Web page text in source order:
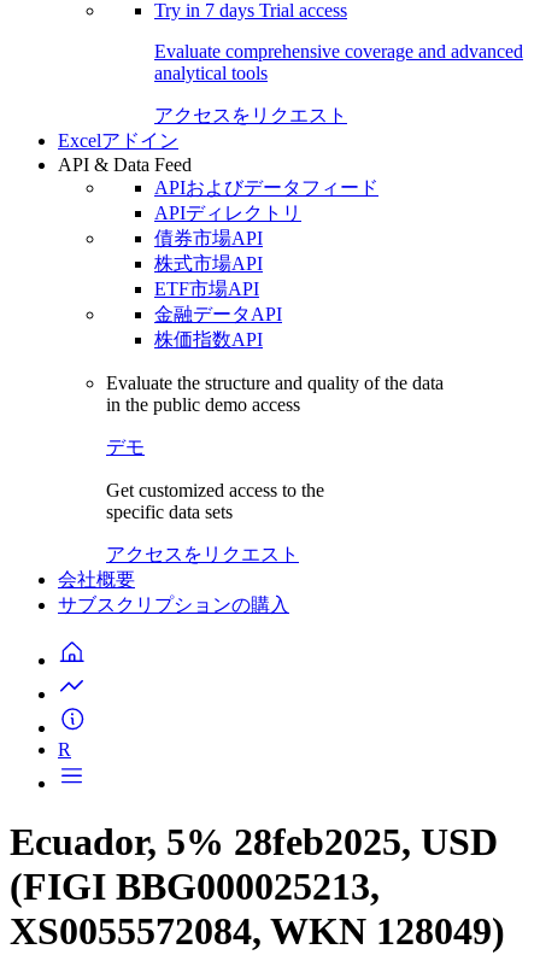
Try in 7 days Trial access
Evaluate comprehensive coverage and advanced
analytical tools
アクセスをリクエスト
Excelアドイン
API & Data Feed
APIおよびデータフィード
APIディレクトリ
債券市場API
株式市場API
ETF市場API
金融データAPI
株価指数API
Evaluate the structure and quality of the data
in the public demo access
デモ
Get customized access to the
specific data sets
アクセスをリクエスト
会社概要
サブスクリプションの購入
R
Ecuador, 5% 28feb2025, USD
(FIGI BBG000025213,
XS0055572084, WKN 128049)